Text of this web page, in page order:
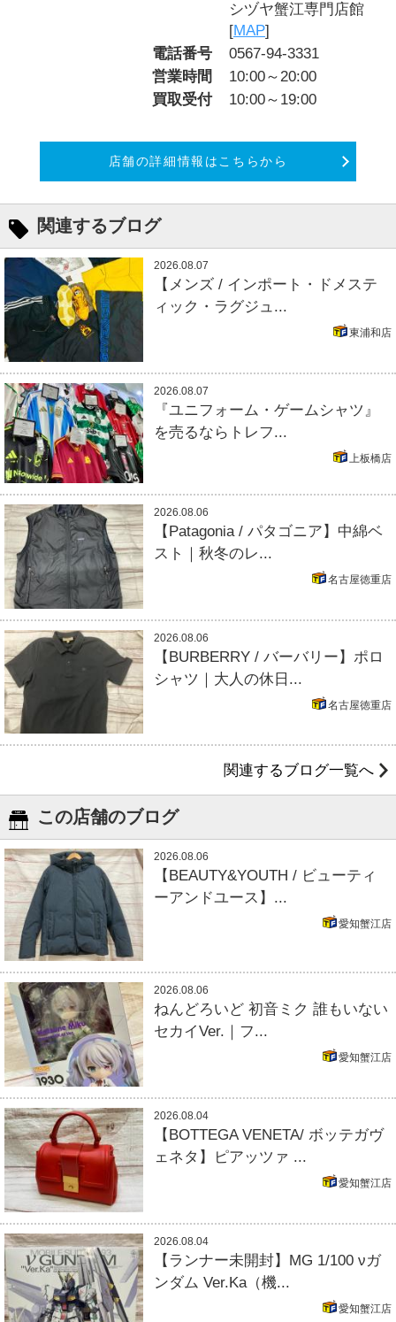
シヅヤ蟹江専門店館
[MAP]
電話番号
0567-94-3331
営業時間
10:00～20:00
買取受付
10:00～19:00
店舗の詳細情報はこちらから
関連するブログ
2026.08.07
【メンズ / インポート・ドメステ
ィック・ラグジュ...
東浦和店
2026.08.07
『ユニフォーム・ゲームシャツ』
を売るならトレフ...
上板橋店
2026.08.06
【Patagonia / パタゴニア】中綿ベ
スト｜秋冬のレ...
名古屋徳重店
2026.08.06
【BURBERRY / バーバリー】ポロ
シャツ｜大人の休日...
名古屋徳重店
関連するブログ一覧へ
この店舗のブログ
2026.08.06
【BEAUTY&YOUTH / ビューティ
ーアンドユース】...
愛知蟹江店
2026.08.06
ねんどろいど 初音ミク 誰もいない
セカイVer.｜フ...
愛知蟹江店
2026.08.04
【BOTTEGA VENETA/ ボッテガヴ
ェネタ】ピアッツァ ...
愛知蟹江店
2026.08.04
【ランナー未開封】MG 1/100 νガ
ンダム Ver.Ka（機...
愛知蟹江店